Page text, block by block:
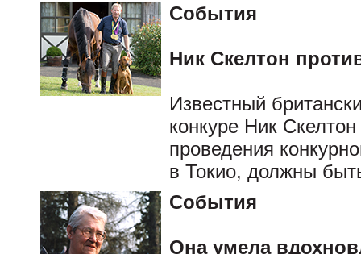
События
Ник Скелтон
Известный
конкуре Ник
проведения
в Токио, должны
События
Она умела